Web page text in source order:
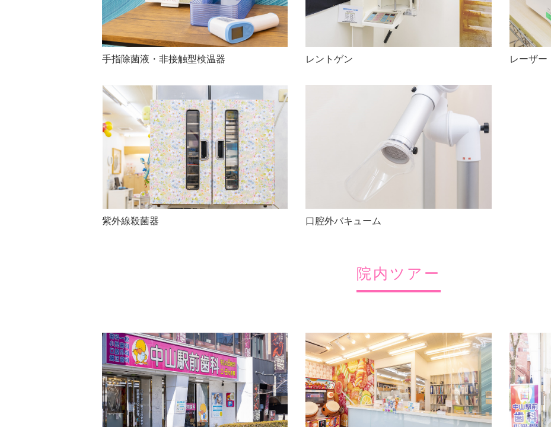
手指除菌液・非接触型検温器 レントゲン レーザー
紫外線殺菌器 口腔外バキューム
院内ツアー